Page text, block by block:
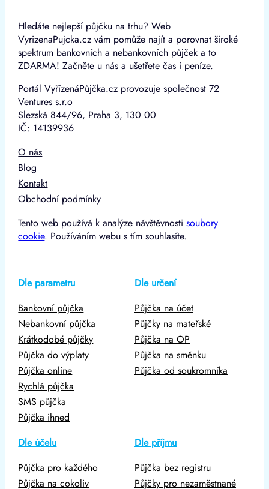
Hledáte nejlepší půjčku na trhu? Web
VyrizenaPujcka.cz vám pomůže najít a porovnat široké
spektrum bankovních a nebankovních půjček a to
ZDARMA! Začněte u nás a ušetřete čas i peníze.
Portál VyřízenáPůjčka.cz provozuje společnost 72
Ventures s.r.o
Slezská 844/96, Praha 3, 130 00
IČ: 14139936
O nás
Blog
Kontakt
Obchodní podmínky
Tento web používá k analýze návštěvnostisoubory
cookie. Používáním webu s tím souhlasíte.
Dle parametru
Bankovní půjčka
Nebankovní půjčka
Krátkodobé půjčky
Půjčka do výplaty
Půjčka online
Rychlá půjčka
SMS půjčka
Půjčka ihned
Dle určení
Půjčka na účet
Půjčky na mateřské
Půjčka na OP
Půjčka na směnku
Půjčka od soukromníka
Dle účelu
Půjčka pro každého
Půjčka na cokoliv
Dle příjmu
Půjčka bez registru
Půjčky pro nezaměstnané